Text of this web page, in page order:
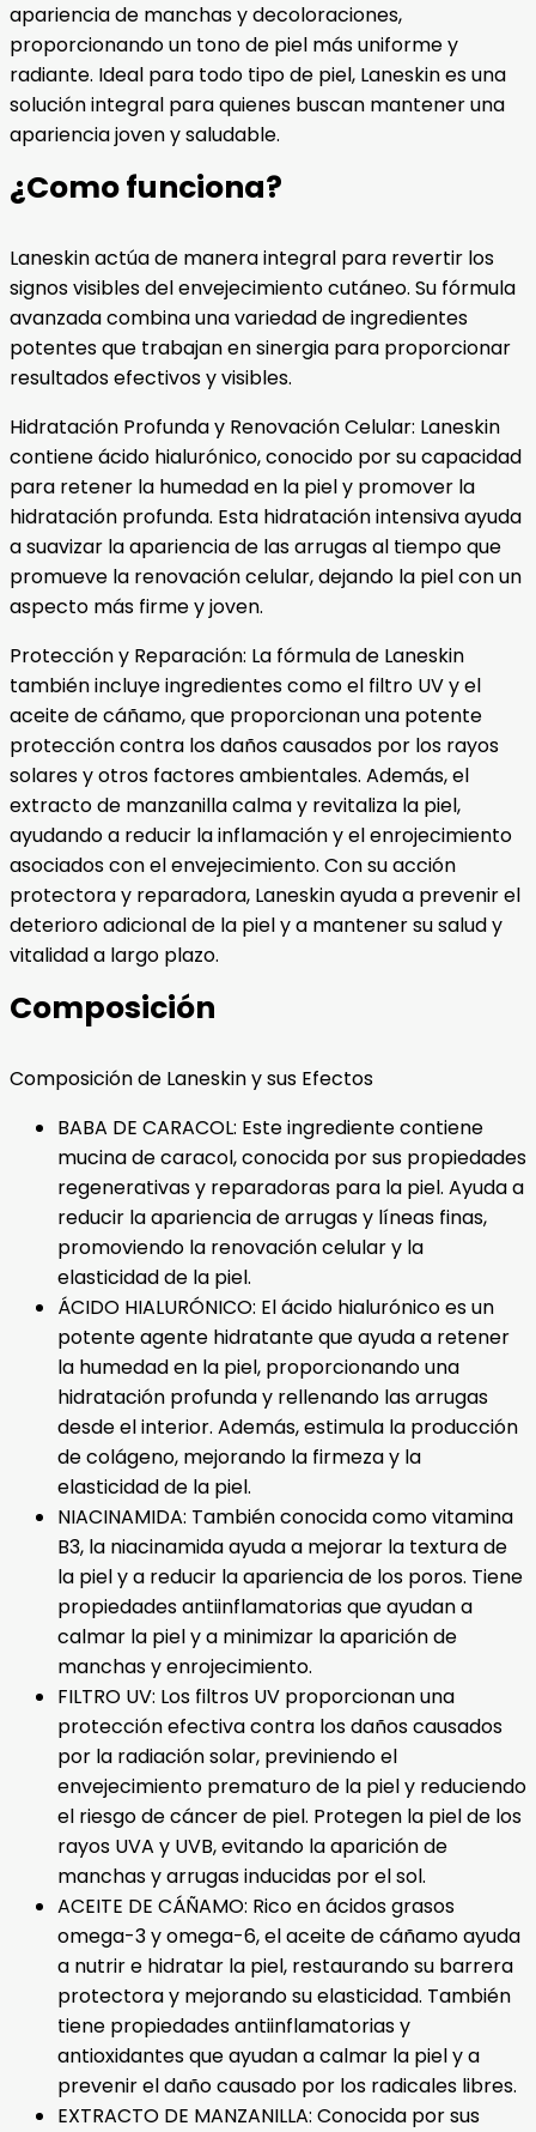
apariencia de manchas y decoloraciones,
proporcionando un tono de piel más uniforme y
radiante. Ideal para todo tipo de piel, Laneskin es una
solución integral para quienes buscan mantener una
apariencia joven y saludable.
¿Como funciona?
Laneskin actúa de manera integral para revertir los
signos visibles del envejecimiento cutáneo. Su fórmula
avanzada combina una variedad de ingredientes
potentes que trabajan en sinergia para proporcionar
resultados efectivos y visibles.
Hidratación Profunda y Renovación Celular: Laneskin
contiene ácido hialurónico, conocido por su capacidad
para retener la humedad en la piel y promover la
hidratación profunda. Esta hidratación intensiva ayuda
a suavizar la apariencia de las arrugas al tiempo que
promueve la renovación celular, dejando la piel con un
aspecto más firme y joven.
Protección y Reparación: La fórmula de Laneskin
también incluye ingredientes como el filtro UV y el
aceite de cáñamo, que proporcionan una potente
protección contra los daños causados por los rayos
solares y otros factores ambientales. Además, el
extracto de manzanilla calma y revitaliza la piel,
ayudando a reducir la inflamación y el enrojecimiento
asociados con el envejecimiento. Con su acción
protectora y reparadora, Laneskin ayuda a prevenir el
deterioro adicional de la piel y a mantener su salud y
vitalidad a largo plazo.
Composición
Composición de Laneskin y sus Efectos
BABA DE CARACOL: Este ingrediente contiene
mucina de caracol, conocida por sus propiedades
regenerativas y reparadoras para la piel. Ayuda a
reducir la apariencia de arrugas y líneas finas,
promoviendo la renovación celular y la
elasticidad de la piel.
ÁCIDO HIALURÓNICO: El ácido hialurónico es un
potente agente hidratante que ayuda a retener
la humedad en la piel, proporcionando una
hidratación profunda y rellenando las arrugas
desde el interior. Además, estimula la producción
de colágeno, mejorando la firmeza y la
elasticidad de la piel.
NIACINAMIDA: También conocida como vitamina
B3, la niacinamida ayuda a mejorar la textura de
la piel y a reducir la apariencia de los poros. Tiene
propiedades antiinflamatorias que ayudan a
calmar la piel y a minimizar la aparición de
manchas y enrojecimiento.
FILTRO UV: Los filtros UV proporcionan una
protección efectiva contra los daños causados
por la radiación solar, previniendo el
envejecimiento prematuro de la piel y reduciendo
el riesgo de cáncer de piel. Protegen la piel de los
rayos UVA y UVB, evitando la aparición de
manchas y arrugas inducidas por el sol.
ACEITE DE CÁÑAMO: Rico en ácidos grasos
omega-3 y omega-6, el aceite de cáñamo ayuda
a nutrir e hidratar la piel, restaurando su barrera
protectora y mejorando su elasticidad. También
tiene propiedades antiinflamatorias y
antioxidantes que ayudan a calmar la piel y a
prevenir el daño causado por los radicales libres.
EXTRACTO DE MANZANILLA: Conocida por sus